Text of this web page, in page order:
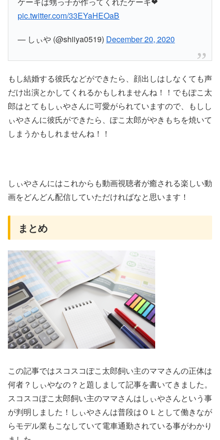
pic.twitter.com/33EYaHEOaB
— しぃや (@shiiya0519) December 20, 2020
もし結婚する彼氏などができたら、顔出しはしなくても声
だけ出演とかしてくれるかもしれませんね！！でもぽこ太
郎はとてもしぃやさんに可愛がられていますので、もしし
ぃやさんに彼氏ができたら、ぽこ太郎がやきもちを焼いて
しまうかもしれませんね！！
しぃやさんにはこれからも動画視聴者が癒される楽しい動
画をどんどん配信していただければなと思います！
まとめ
この記事ではスコスコぽこ太郎飼い主のママさんの正体は
何者？しぃやなの？と題しまして記事を書いてきました。
スコスコぽこ太郎飼い主のママさんはしぃやさんという事
が判明しました！しぃやさんは普段はＯＬとして働きなが
らモデル業もこなしていて電車通勤されている事がわかり